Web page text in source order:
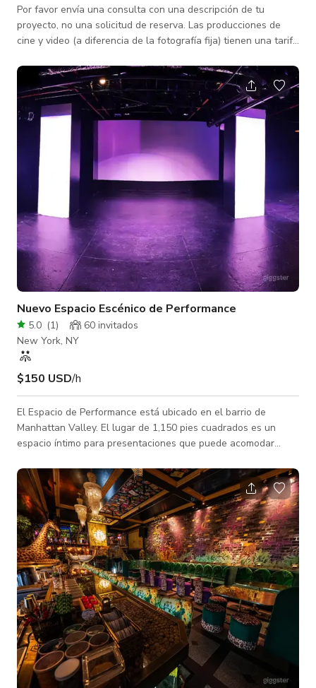
Por favor envía una consulta con una descripción de tu
proyecto, no una solicitud de reserva. Las producciones de
cine y video (a diferencia de la fotografía fija) tienen una tarifa
(recargo por filmación)) = $350/hr para proyectos de cine y
video. Este recargo se debe a la necesidad de múltiples
exploraciones, mayor impacto, desgaste y equipo asociado
con estos rodajes. La tarifa base por hora aumenta a medida
que aumenta tu nú
Nuevo Espacio Escénico de Performance
5.0 (1)
60 invitados
New York, NY
$150 USD/h
El Espacio de Performance está ubicado en el barrio de
Manhattan Valley. El lugar de 1,150 pies cuadrados es un
espacio íntimo para presentaciones que puede acomodar
capacidad legal de 74 personas o menos. Es el hogar artístico
del galardonado teatro y un vibrante lugar cultural de
producciones experimentales y multidisciplinarias que
involucran artistas de diversas prácticas incluyendo teatro,
danza, música, arte visual y arte